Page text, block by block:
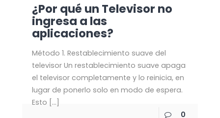
¿Por qué un Televisor no
ingresa a las
aplicaciones?
Método 1. Restablecimiento suave del
televisor Un restablecimiento suave apaga
el televisor completamente y lo reinicia, en
lugar de ponerlo solo en modo de espera.
Esto […]
0